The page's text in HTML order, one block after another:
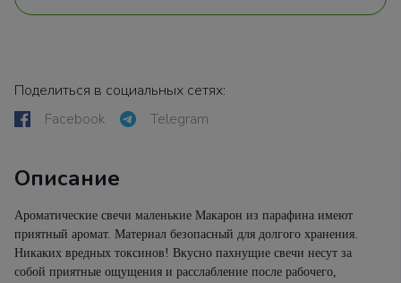
Поделиться в социальных сетях:
Facebook
Telegram
Описание
Ароматические свечи маленькие Макарон из парафина имеют
приятный аромат. Материал безопасный для долгого хранения.
Никаких вредных токсинов! Вкусно пахнущие свечи несут за
собой приятные ощущения и расслабление после рабочего,